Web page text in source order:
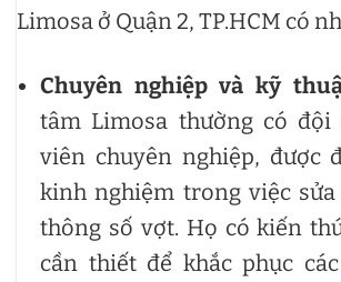
Limosa ở Quận 2, TP.HCM có
Chuyên nghiệp và kỹ
tâm Limosa thường có
viên chuyên nghiệp, được
kinh nghiệm trong việc sửa
thông số vợt. Họ có kiến
cần thiết để khắc phục